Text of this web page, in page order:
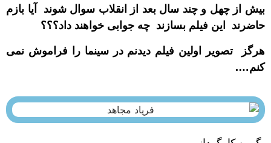
بیش از چهل و چند سال بعد از انقلاب سوال شوند آیا بازم
حاضرند این فیلم بسازند چه جوابی خواهند داد؟؟؟
هرگز تصویر اولین فیلم دیدنم در سینما را فراموش نمی
کنم….